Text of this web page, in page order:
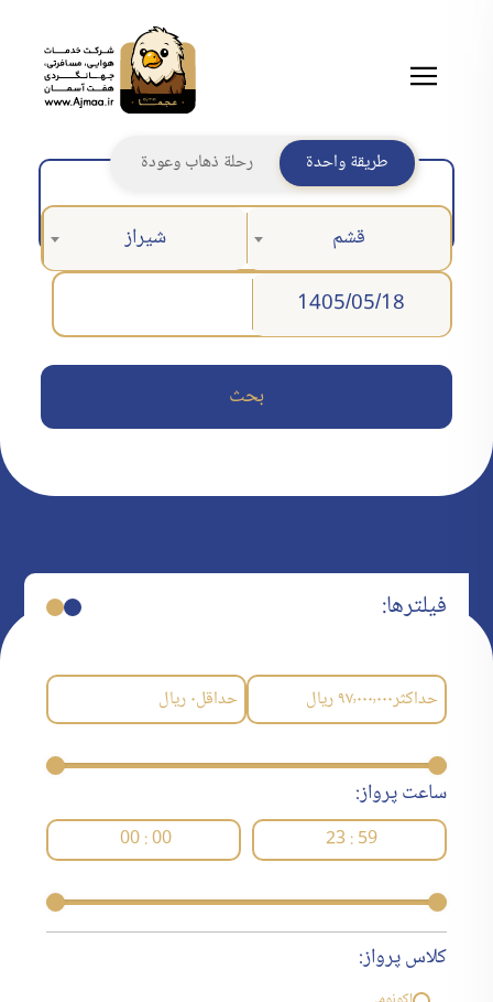
طريقة واحدة رحلة ذهاب وعودة
قشم شيراز
بحث
فیلترها:
حداکثر۹۷٬۰۰۰٬۰۰۰ریال حداقل۰ریال
ساعت پرواز:
23 : 59
00 : 00
کلاس پرواز: